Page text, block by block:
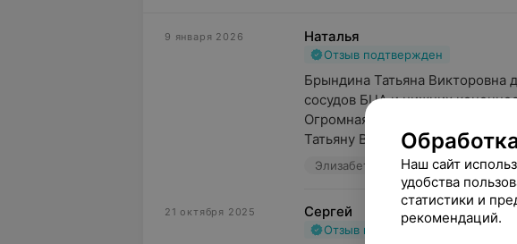
9 января 2026 Наталья
Отзыв подтвержден
Брындина Татьяна Викторовна
сосудов БЦА и нижних
Огромная благодарность ВРАЧУ!
Татьяну Викто...
Элизабет, пер.
21 октября 2025 Сергей
Отзыв подтвержден
Наш сайт
удобства
статистики и
рекомендаций.